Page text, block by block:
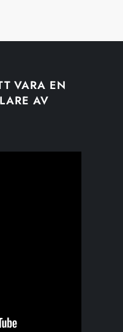
VARA EN
AV